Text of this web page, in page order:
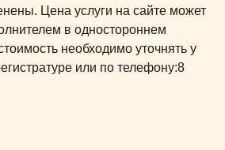
Цена услуги на сайте может
в одностороннем
необходимо уточнять у
или по телефону:8